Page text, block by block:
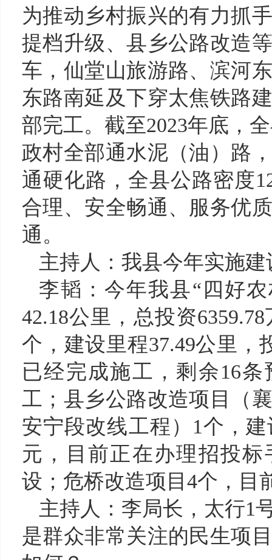
为推动乡村振兴的有力抓
提档升级、县乡公路改造
车， 仙堂山旅游路、滨河
东路南延及下穿太焦铁路
部完工。截至2023年底，
政村全部通水泥（油）路
通硬化路，全县公路密度
合理、安全畅通、服务优
通。
主持人：我县今年实施建
李韬 ： 今年我县“四好
42.18公里，总投资
个，建设里程37.49公里，
已经完成施工，剩余16
工；县乡公路改造项目（
安宁段改线工程）1个，
元，目前正在办理招投
设；危桥改造项目4个，目
主持人： 李局长， 太行1
是群众非常关注的民生项